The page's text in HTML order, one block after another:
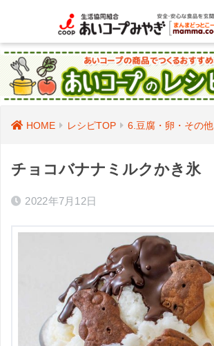
HOME レシピTOP 6.豆腐・卵・その他
チョコバナナミルクかき氷
2022年7月12日